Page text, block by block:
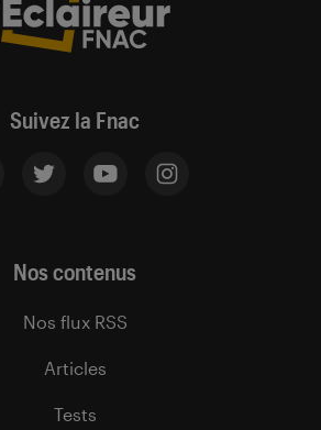
Suivez la Fnac
Nos contenus
Nos flux RSS
Articles
Tests